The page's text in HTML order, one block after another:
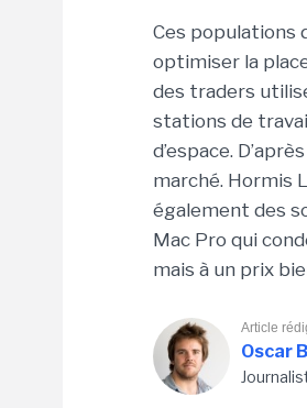
Ces populations
optimiser la
des traders
stations de
d’espace.
marché. Hormis
également des
Mac Pro qui
mais à un prix
Article
Oscar